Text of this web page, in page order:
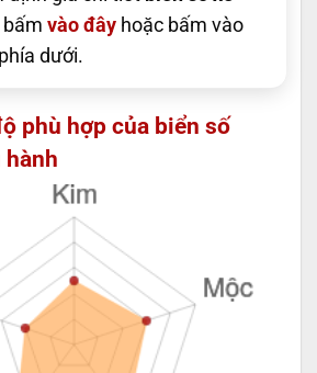
vào đây hoặc bấm vào
dưới.
phù hợp của biển số